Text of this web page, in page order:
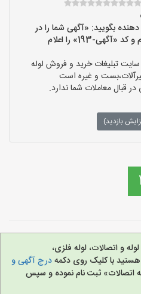
بگویید: «آگهی شما را در
سایت «لوله اتصالات» دیده ام و کد «آگهی-193» را اعلام
تبلیغات خرید و فروش لوله
و غیره است
قبال معاملات شما ندارد.
بازدید)
1
و اتصالات، لوله فلزی،
با کلیک روی دکمهدرج آگهی و
اتصالات» ثبت نام نموده و سپس